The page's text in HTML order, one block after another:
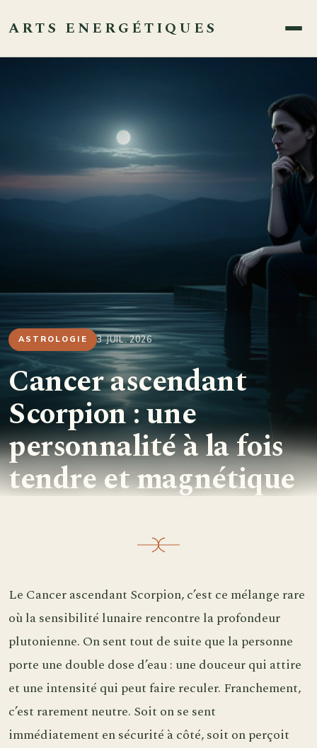
ARTS ENERGÉTIQUES
ASTROLOGIE 3 JUIL. 2026
Cancer ascendant
Scorpion : une
personnalité à la fois
tendre et magnétique
Le Cancer ascendant Scorpion, c’est ce mélange rare
où la sensibilité lunaire rencontre la profondeur
plutonienne. On sent tout de suite que la personne
porte une double dose d’eau : une douceur qui attire
et une intensité qui peut faire reculer. Franchement,
c’est rarement neutre. Soit on se sent
immédiatement en sécurité à côté, soit on perçoit